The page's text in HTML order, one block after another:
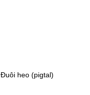
Đuôi heo (pigtal)